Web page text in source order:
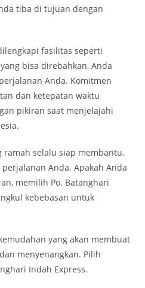
tiba di tujuan dengan
fasilitas seperti
bisa direbahkan, Anda
Anda. Komitmen
dan ketepatan waktu
pikiran saat menjelajahi
ramah selalu siap membantu,
Anda. Apakah Anda
memilih Po. Batanghari
kebebasan untuk
yang akan membuat
menyenangkan. Pilih
Indah Express.